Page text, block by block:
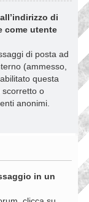
di
come utente
di posta ad
(ammesso,
questa
scorretto o
anonimi.
in un